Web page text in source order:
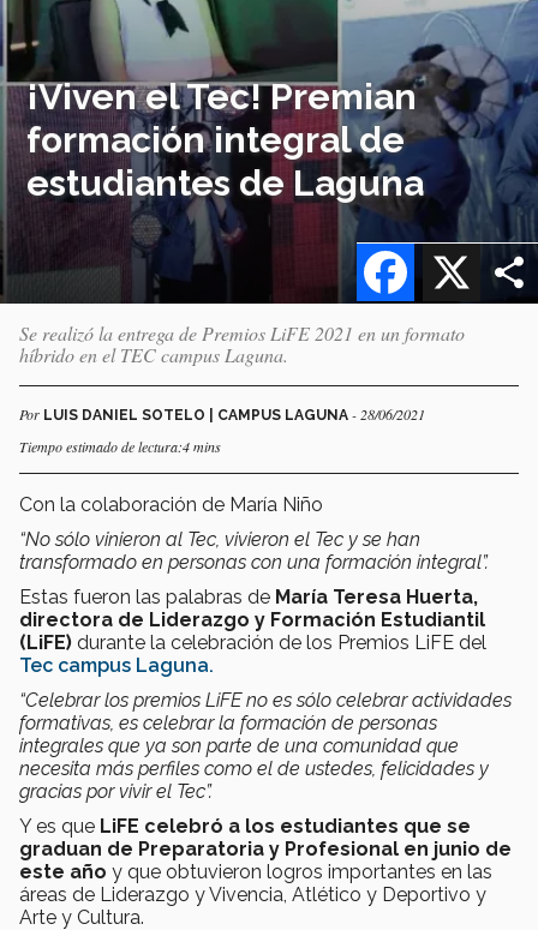
¡Viven el Tec! Premian
formación integral de
estudiantes de Laguna
X
Facebook
Se realizó la entrega de Premios LiFE 2021 en un formato
híbrido en el TEC campus Laguna.
Por LUIS DANIEL SOTELO | CAMPUS LAGUNA - 28/06/2021
Tiempo estimado de lectura:4 mins
Con la colaboración de María Niño
“No sólo vinieron al Tec, vivieron el Tec y se han
transformado en personas con una formación integral”.
Estas fueron las palabras de María Teresa Huerta,
directora de Liderazgo y Formación Estudiantil
(LiFE) durante la celebración de los Premios LiFE del
Tec campus Laguna.
“Celebrar los premios LiFE no es sólo celebrar actividades
formativas, es celebrar la formación de personas
integrales que ya son parte de una comunidad que
necesita más perfiles como el de ustedes, felicidades y
gracias por vivir el Tec”.
Y es que LiFE celebró a los estudiantes que se
graduan de Preparatoria y Profesional en junio de
este año y que obtuvieron logros importantes en las
áreas de Liderazgo y Vivencia, Atlético y Deportivo y
Arte y Cultura.